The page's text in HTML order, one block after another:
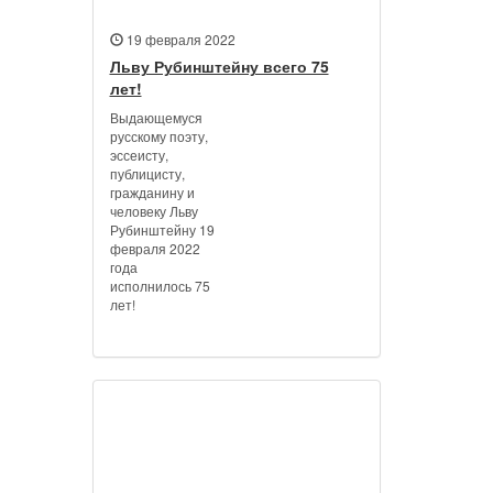
19 февраля 2022
Льву Рубинштейну всего 75
лет!
Выдающемуся
русскому поэту,
эссеисту,
публицисту,
гражданину и
человеку Льву
Рубинштейну 19
февраля 2022
года
исполнилось 75
лет!